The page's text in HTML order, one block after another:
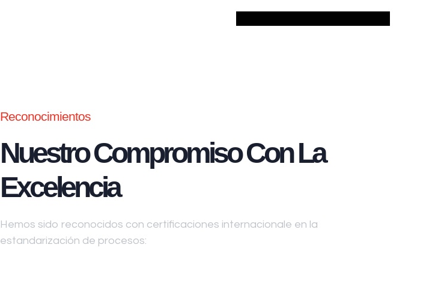
Reconocimientos
Nuestro Compromiso Con La
Excelencia
Hemos sido reconocidos con certificaciones internacionale en la
estandarización de procesos: